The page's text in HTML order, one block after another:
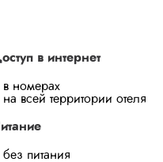
в интернет
в номерах
на всей территории отеля
без питания